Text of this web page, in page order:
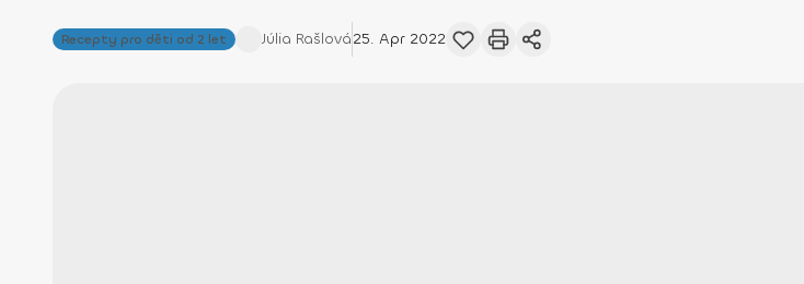
Recepty pro děti od 2 let Júlia Rašlová25. Apr 2022